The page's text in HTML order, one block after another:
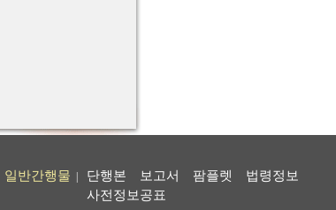
일반간행물 단행본 보고서 팜플렛
법령정보
사전정보공표